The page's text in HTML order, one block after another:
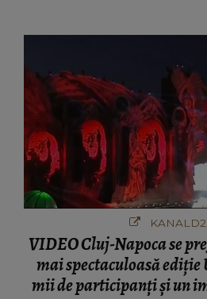
VIDEO Cluj-Napoca se
mai spectaculoasă ediție
mii de participanți și un